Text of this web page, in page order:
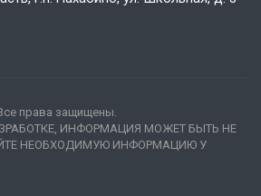
права защищены.
ИНФОРМАЦИЯ МОЖЕТ БЫТЬ НЕ
НЕОБХОДИМУЮ ИНФОРМАЦИЮ У